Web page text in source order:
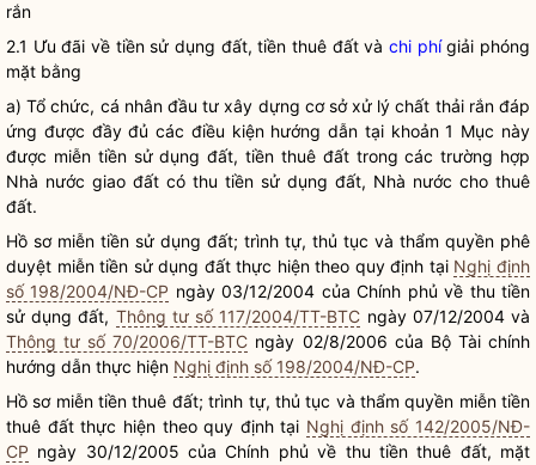
rắn
2.1 Ưu đãi về tiền sử dụng đất, tiền thuê đất và chi phígiải phóng
mặt bằng
a) Tổ chức, cá nhân đầu tư xây dựng cơ sở xử lý chất thải rắnđáp
ứng được đầy đủ các điều kiện hướng dẫn tại khoản 1 Mục này
được miễn tiền sử dụng đất, tiền thuê đất trong các trường hợp
Nhà nước giao đất có thu tiền sử dụng đất, Nhà nước cho thuê
đất.
Hồ sơ miễn tiền sử dụng đất; trình tự, thủ tục và thẩm quyền phê
duyệt miễn tiền sử dụng đất thực hiện theo quy định tại Nghị định
số 198/2004/NĐ-CP ngày 03/12/2004 của Chính phủ về thu tiền
sử dụng đất, Thông tư số 117/2004/TT-BTC ngày 07/12/2004 và
Thông tư số 70/2006/TT-BTC ngày 02/8/2006 của Bộ Tài chính
hướng dẫn thực hiện Nghị định số 198/2004/NĐ-CP.
Hồ sơ miễn tiền thuê đất; trình tự, thủ tục và thẩmquyền miễn tiền
thuê đất thực hiện theo quy định tại Nghị định số 142/2005/NĐ-
CP ngày 30/12/2005 của Chính phủ về thu tiền thuê đất, mặt